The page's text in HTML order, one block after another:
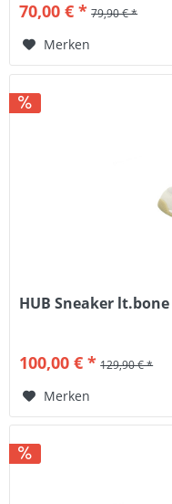
70,00 € * 79,90 € *
Merken
HUB Sneaker
100,00 € * 129,90 € *
Merken